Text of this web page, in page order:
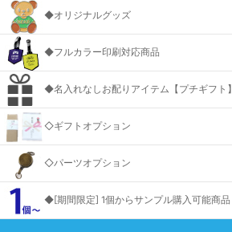
◆オリジナルグッズ
◆フルカラー印刷対応商品
◆名入れなしお配りアイテム【プチギフト】
◇ギフトオプション
◇パーツオプション
◆[期間限定] 1個からサンプル購入可能商品